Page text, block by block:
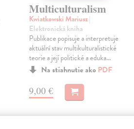
Multiculturalism
Kwiatkowski Mariusz|
Elektronická kniha
Publikace popisuje a interpretuje
aktuální stav multikulturalistické
teorie a její politické a eduka...
Na stiahnutie ako PDF
9,00 €